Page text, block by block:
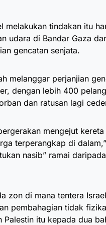
melakukan tindakan itu
udara di Bandar Gaza
gencatan senjata.
melanggar perjanjian
dengan lebih 400
dan ratusan lagi
mengejut
terperangkap di
nasib” ramai
zon di mana tentera
pembahagian tidak
itu kepada dua